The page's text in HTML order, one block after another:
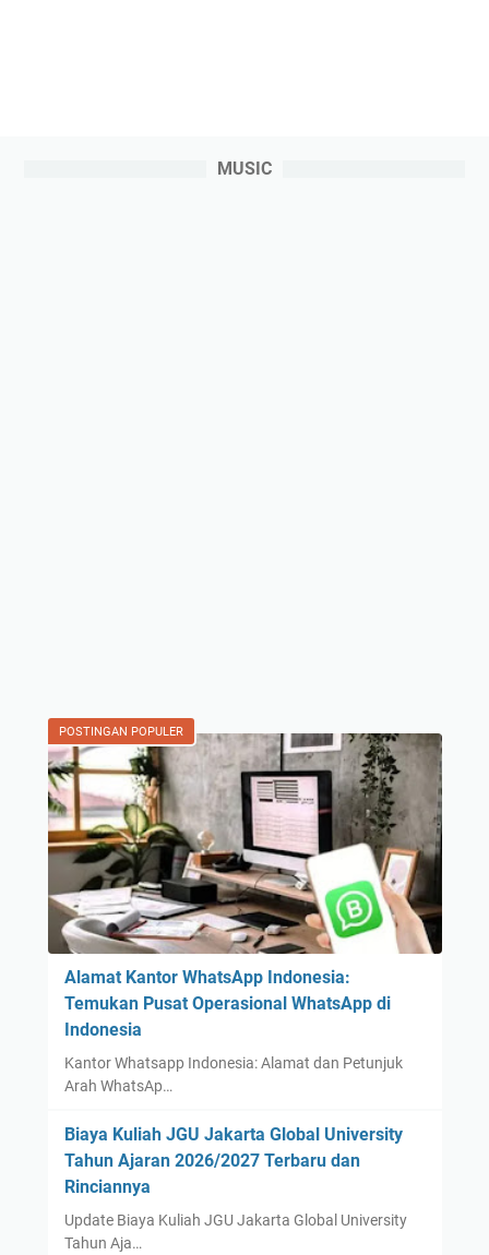
MUSIC
POSTINGAN POPULER
Alamat Kantor WhatsApp Indonesia:
Temukan Pusat Operasional WhatsApp di
Indonesia
Kantor Whatsapp Indonesia: Alamat dan Petunjuk
Arah WhatsAp…
Biaya Kuliah JGU Jakarta Global University
Tahun Ajaran 2026/2027 Terbaru dan
Rinciannya
Update Biaya Kuliah JGU Jakarta Global University
Tahun Aja…